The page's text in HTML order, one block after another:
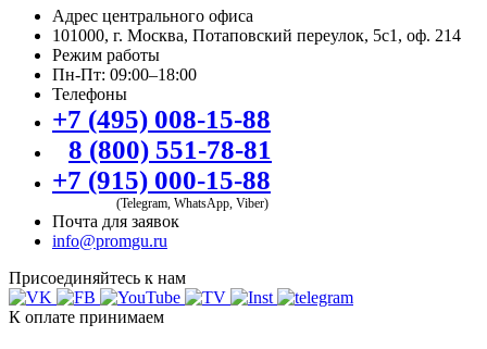
Адрес центрального офиса
101000, г. Москва, Потаповский переулок, 5с1, оф. 214
Режим работы
Пн-Пт: 09:00–18:00
Телефоны
+7 (495) 008-15-88
8 (800) 551-78-81
+7 (915) 000-15-88
(Telegram, WhatsApp, Viber)
Почта для заявок
info@promgu.ru
Присоединяйтесь к нам
К оплате принимаем